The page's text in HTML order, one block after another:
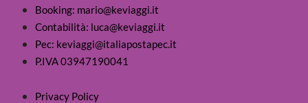
Booking: mario@keviaggi.it
Contabilità: luca@keviaggi.it
Pec: keviaggi@italiapostapec.it
P.IVA 03947190041
Privacy Policy